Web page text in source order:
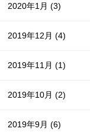
2020年1月(3)
2019年12月(4)
2019年11月(1)
2019年10月(2)
2019年9月(6)